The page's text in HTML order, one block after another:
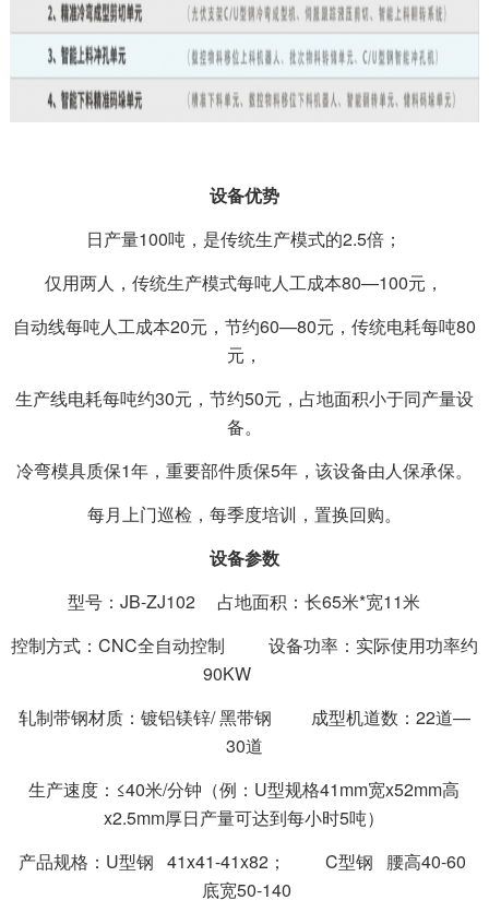
设备优势
日产量100吨，是传统生产模式的2.5倍；
仅用两人，传统生产模式每吨人工成本80—100元，
自动线每吨人工成本20元，节约60—80元，传统电耗每吨80
元，
生产线电耗每吨约30元，节约50元，占地面积小于同产量设
备。
冷弯模具质保1年，重要部件质保5年，该设备由人保承保。
每月上门巡检，每季度培训，置换回购。
设备参数
型号：JB-ZJ102 占地面积：长65米*宽11米
控制方式：CNC全自动控制 设备功率：实际使用功率约
90KW
轧制带钢材质：镀铝镁锌/ 黑带钢 成型机道数：22道—
30道
生产速度：≤40米/分钟（例：U型规格41mm宽x52mm高
x2.5mm厚日产量可达到每小时5吨）
产品规格：U型钢 41x41-41x82； C型钢 腰高40-60
底宽50-140